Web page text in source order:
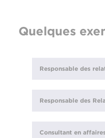
Quelques
Responsable des
Responsable des
Consultant en